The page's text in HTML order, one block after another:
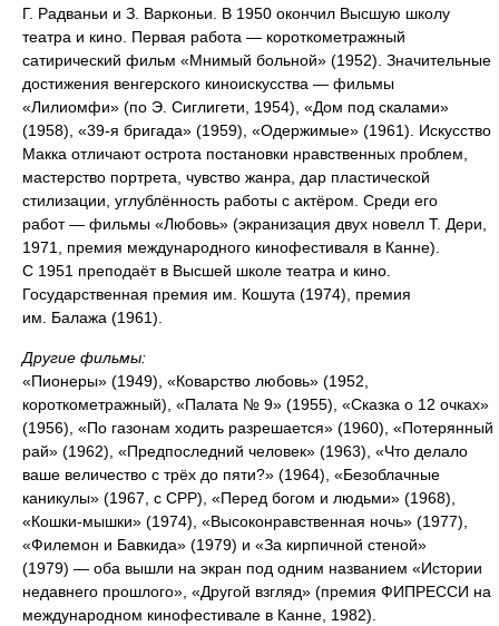
Г. Радваньи и З. Варконьи. В 1950 окончил Высшую школу
театра и кино. Первая работа — короткометражный
сатирический фильм «Мнимый больной» (1952). Значительные
достижения венгерского киноискусства — фильмы
«Лилиомфи» (по Э. Сиглигети, 1954), «Дом под скалами»
(1958), «39-я бригада» (1959), «Одержимые» (1961). Искусство
Макка отличают острота постановки нравственных проблем,
мастерство портрета, чувство жанра, дар пластической
стилизации, углублённость работы с актёром. Среди его
работ — фильмы «Любовь» (экранизация двух новелл Т. Дери,
1971, премия международного кинофестиваля в Канне).
С 1951 преподаёт в Высшей школе театра и кино.
Государственная премия им. Кошута (1974), премия
им. Балажа (1961).
Другие фильмы:
«Пионеры» (1949), «Коварство любовь» (1952,
короткометражный), «Палата № 9» (1955), «Сказка о 12 очках»
(1956), «По газонам ходить разрешается» (1960), «Потерянный
рай» (1962), «Предпоследний человек» (1963), «Что делало
ваше величество с трёх до пяти?» (1964), «Безоблачные
каникулы» (1967, с СРР), «Перед богом и людьми» (1968),
«Кошки-мышки» (1974), «Высоконравственная ночь» (1977),
«Филемон и Бавкида» (1979) и «За кирпичной стеной»
(1979) — оба вышли на экран под одним названием «Истории
недавнего прошлого», «Другой взгляд» (премия ФИПРЕССИ на
международном кинофестивале в Канне, 1982).